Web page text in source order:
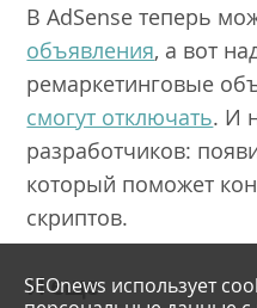
В AdSense теперь
объявления, а вот
ремаркетинговые
смогут отключать. И
разработчиков:
который поможет
скриптов.
И еще
SEOnews использует